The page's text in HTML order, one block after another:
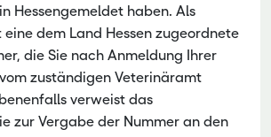
Hessengemeldet haben. Als
dem Land Hessen zugeordnete
die Sie nach Anmeldung Ihrer
zuständigen Veterinäramt
verweist das
zur Vergabe der Nummer an den